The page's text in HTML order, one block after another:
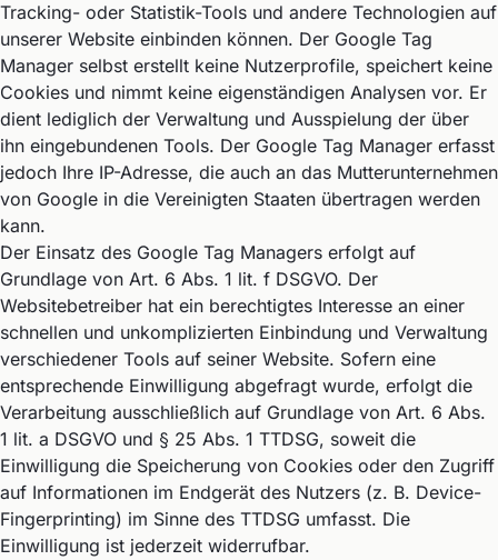
Tracking- oder Statistik-Tools und andere Technologien auf
unserer Website einbinden können. Der Google Tag
Manager selbst erstellt keine Nutzerprofile, speichert keine
Cookies und nimmt keine eigenständigen Analysen vor. Er
dient lediglich der Verwaltung und Ausspielung der über
ihn eingebundenen Tools. Der Google Tag Manager erfasst
jedoch Ihre IP-Adresse, die auch an das Mutterunternehmen
von Google in die Vereinigten Staaten übertragen werden
kann.
Der Einsatz des Google Tag Managers erfolgt auf
Grundlage von Art. 6 Abs. 1 lit. f DSGVO. Der
Websitebetreiber hat ein berechtigtes Interesse an einer
schnellen und unkomplizierten Einbindung und Verwaltung
verschiedener Tools auf seiner Website. Sofern eine
entsprechende Einwilligung abgefragt wurde, erfolgt die
Verarbeitung ausschließlich auf Grundlage von Art. 6 Abs.
1 lit. a DSGVO und § 25 Abs. 1 TTDSG, soweit die
Einwilligung die Speicherung von Cookies oder den Zugriff
auf Informationen im Endgerät des Nutzers (z. B. Device-
Fingerprinting) im Sinne des TTDSG umfasst. Die
Einwilligung ist jederzeit widerrufbar.